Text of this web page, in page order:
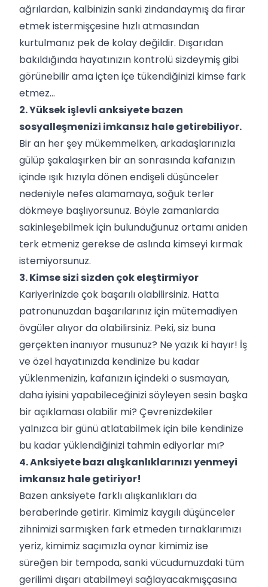
ağrılardan, kalbinizin sanki zindandaymış da firar
etmek istermişçesine hızlı atmasından
kurtulmanız pek de kolay değildir. Dışarıdan
bakıldığında hayatınızın kontrolü sizdeymiş gibi
görünebilir ama içten içe tükendiğinizi kimse fark
etmez...
2. Yüksek işlevli anksiyete bazen
sosyalleşmenizi imkansız hale getirebiliyor.
Bir an her şey mükemmelken, arkadaşlarınızla
gülüp şakalaşırken bir an sonrasında kafanızın
içinde ışık hızıyla dönen endişeli düşünceler
nedeniyle nefes alamamaya, soğuk terler
dökmeye başlıyorsunuz. Böyle zamanlarda
sakinleşebilmek için bulunduğunuz ortamı aniden
terk etmeniz gerekse de aslında kimseyi kırmak
istemiyorsunuz.
3. Kimse sizi sizden çok eleştirmiyor
Kariyerinizde çok başarılı olabilirsiniz. Hatta
patronunuzdan başarılarınız için mütemadiyen
övgüler alıyor da olabilirsiniz. Peki, siz buna
gerçekten inanıyor musunuz? Ne yazık ki hayır! İş
ve özel hayatınızda kendinize bu kadar
yüklenmenizin, kafanızın içindeki o susmayan,
daha iyisini yapabileceğinizi söyleyen sesin başka
bir açıklaması olabilir mi? Çevrenizdekiler
yalnızca bir günü atlatabilmek için bile kendinize
bu kadar yüklendiğinizi tahmin ediyorlar mı?
4. Anksiyete bazı alışkanlıklarınızı yenmeyi
imkansız hale getiriyor!
Bazen anksiyete farklı alışkanlıkları da
beraberinde getirir. Kimimiz kaygılı düşünceler
zihnimizi sarmışken fark etmeden tırnaklarımızı
yeriz, kimimiz saçımızla oynar kimimiz ise
süreğen bir tempoda, sanki vücudumuzdaki tüm
gerilimi dışarı atabilmeyi sağlayacakmışçasına